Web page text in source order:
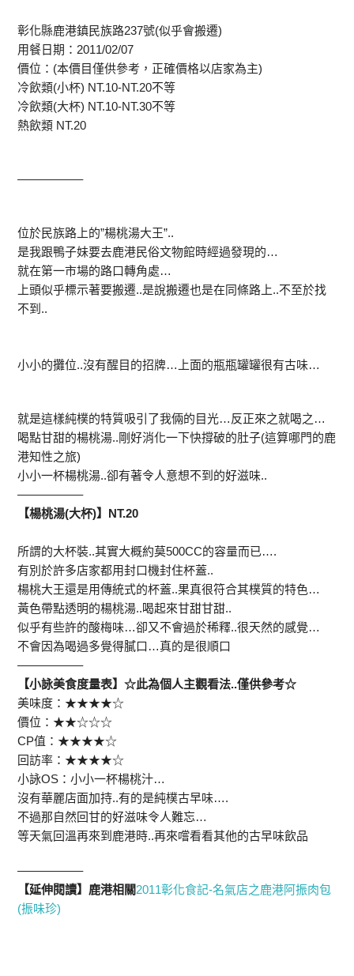
彰化縣鹿港鎮民族路237號(似乎會搬遷)
用餐日期：2011/02/07
價位：(本價目僅供參考，正確價格以店家為主)
冷飲類(小杯) NT.10-NT.20不等
冷飲類(大杯) NT.10-NT.30不等
熱飲類 NT.20
—————–
位於民族路上的”楊桃湯大王”..
是我跟鴨子妹要去鹿港民俗文物館時經過發現的…
就在第一市場的路口轉角處…
上頭似乎標示著要搬遷..是說搬遷也是在同條路上..不至於找
不到..
小小的攤位..沒有醒目的招牌…上面的瓶瓶罐罐很有古味…
就是這樣純樸的特質吸引了我倆的目光…反正來之就喝之…
喝點甘甜的楊桃湯..剛好消化一下快撐破的肚子(這算哪門的鹿
港知性之旅)
小小一杯楊桃湯..卻有著令人意想不到的好滋味..
—————–
【楊桃湯(大杯)】NT.20
所謂的大杯裝..其實大概約莫500CC的容量而已….
有別於許多店家都用封口機封住杯蓋..
楊桃大王還是用傳統式的杯蓋..果真很符合其樸質的特色…
黃色帶點透明的楊桃湯..喝起來甘甜甘甜..
似乎有些許的酸梅味…卻又不會過於稀釋..很天然的感覺…
不會因為喝過多覺得膩口…真的是很順口
—————–
【小詠美食度量表】☆此為個人主觀看法..僅供參考☆
美味度：★★★★☆
價位：★★☆☆☆
CP值：★★★★☆
回訪率：★★★★☆
小詠OS：小小一杯楊桃汁…
沒有華麗店面加持..有的是純樸古早味….
不過那自然回甘的好滋味令人難忘…
等天氣回溫再來到鹿港時..再來嚐看看其他的古早味飲品
—————–
【延伸閱讀】鹿港相關2011彰化食記-名氣店之鹿港阿振肉包
(振味珍)